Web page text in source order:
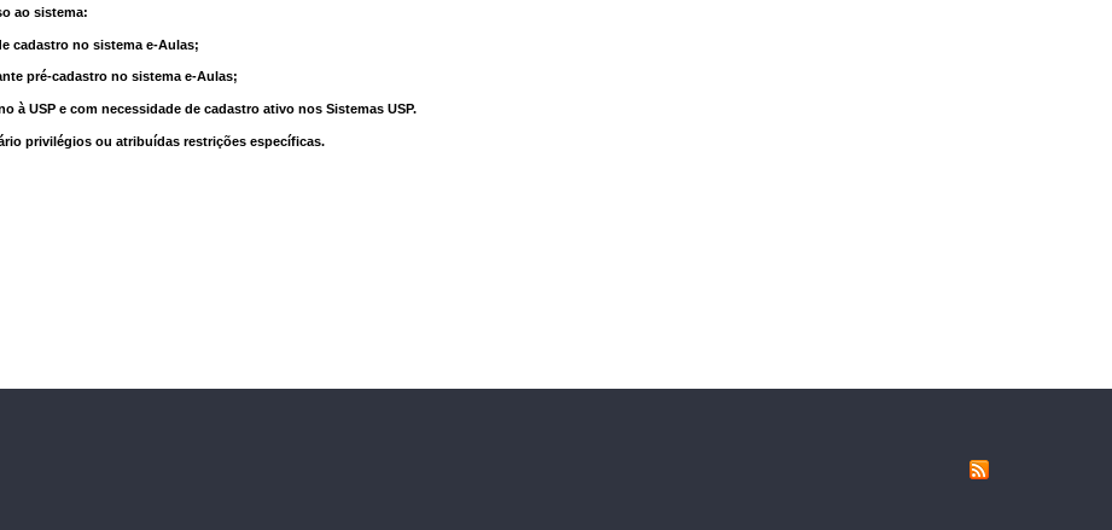
ao sistema:
cadastro no sistema e-Aulas;
pré-cadastro no sistema e-Aulas;
à USP e com necessidade de cadastro ativo nos Sistemas USP.
privilégios ou atribuídas restrições específicas.